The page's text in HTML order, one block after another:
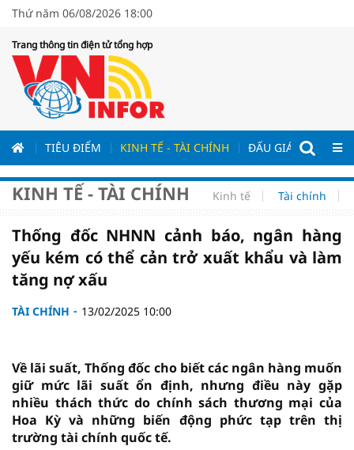
Thứ năm 06/08/2026 18:00
Trang thông tin điện tử tổng hợp
TIÊU ĐIỂM KINH TẾ - TÀI CHÍNH ĐẤU GIÁ - ĐẤU
KINH TẾ - TÀI CHÍNH Kinh tế Tài chính
Thống đốc NHNN cảnh báo, ngân hàng
yếu kém có thể cản trở xuất khẩu và làm
tăng nợ xấu
TÀI CHÍNH 13/02/2025 10:00
Về lãi suất, Thống đốc cho biết các ngân hàng muốn
giữ mức lãi suất ổn định, nhưng điều này gặp
nhiều thách thức do chính sách thương mại của
Hoa Kỳ và những biến động phức tạp trên thị
trường tài chính quốc tế.